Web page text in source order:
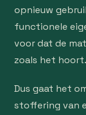
opnieuw
functionele
voor dat de
zoals het hoort.
Dus gaat het
stoffering van